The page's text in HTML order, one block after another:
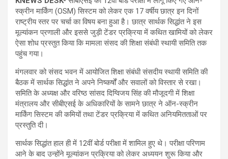
स्क्रीन मार्किंग (OSM) सिस्टम को लेकर एक 17 वर्षीय छात्र इन दिनों
राष्ट्रीय स्तर पर चर्चा का विषय बना हुआ है। छात्र सार्थक सिद्धांत ने इस
मूल्यांकन प्रणाली और इससे जुड़ी टेंडर प्रक्रिया में कथित खामियों को लेकर
ऐसा शोध प्रस्तुत किया कि मामला संसद की शिक्षा संबंधी स्थायी समिति तक
पहुंच गया।
मंगलवार को संसद भवन में आयोजित शिक्षा संबंधी संसदीय स्थायी समिति की
बैठक में सार्थक सिद्धांत ने अपने निष्कर्षों और सवालों को विस्तार से रखा।
समिति के अध्यक्ष और वरिष्ठ सांसद दिग्विजय सिंह की मौजूदगी में शिक्षा
मंत्रालय और सीबीएसई के अधिकारियों के सामने छात्र ने ऑन-स्क्रीन
मार्किंग सिस्टम की कमियों तथा टेंडर प्रक्रिया में कथित अनियमितताओं पर
प्रस्तुति दी।
सार्थक सिद्धांत हाल ही में 12वीं बोर्ड परीक्षा में शामिल हुए थे। परीक्षा परिणाम
आने के बाद उन्होंने मूल्यांकन प्रक्रिया को लेकर अध्ययन शुरू किया और